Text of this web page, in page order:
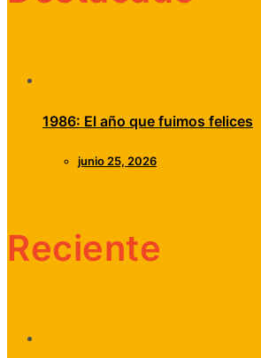
1986: El año que fuimos felices
junio 25, 2026
Reciente